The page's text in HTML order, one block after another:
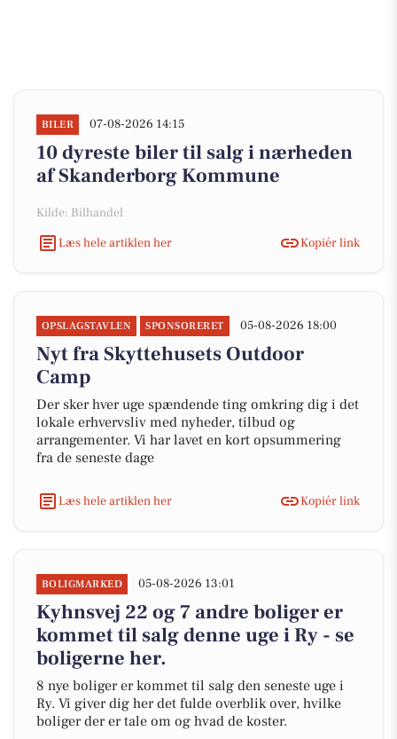
BILER 07-08-2026 14:15
10 dyreste biler til salg i nærheden
af Skanderborg Kommune
Kilde: Bilhandel
Læs hele artiklen her
Kopiér link
OPSLAGSTAVLEN SPONSORERET 05-08-2026 18:00
Nyt fra Skyttehusets Outdoor
Camp
Der sker hver uge spændende ting omkring dig i det
lokale erhvervsliv med nyheder, tilbud og
arrangementer. Vi har lavet en kort opsummering
fra de seneste dage
Læs hele artiklen her Kopiér link
BOLIGMARKED 05-08-2026 13:01
Kyhnsvej 22 og 7 andre boliger er
kommet til salg denne uge i Ry - se
boligerne her.
8 nye boliger er kommet til salg den seneste uge i
Ry. Vi giver dig her det fulde overblik over, hvilke
boliger der er tale om og hvad de koster.